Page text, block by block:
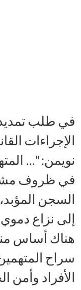
في طلب تمديد
الإجراءات
نويمن: "...
في ظروف
السجن
إلى نزاع
هناك أساس
سراح
الأفراد وأمن